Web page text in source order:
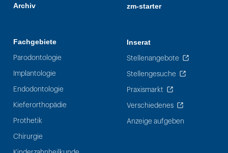
Archiv
Fachgebiete
Parodontologie
Implantologie
Endodontologie
Kieferorthopädie
Prothetik
Chirurgie
zm-starter
Inserat
Stellenangebote
Stellengesuche
Praxismarkt
Verschiedenes
Anzeige aufgeben